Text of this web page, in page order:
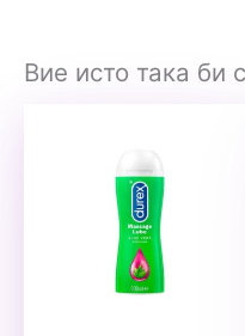
Вие исто така би